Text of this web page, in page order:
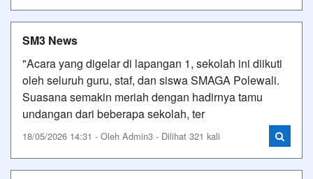
SM3 News
"Acara yang digelar di lapangan 1, sekolah ini diikuti
oleh seluruh guru, staf, dan siswa SMAGA Polewali.
Suasana semakin meriah dengan hadirnya tamu
undangan dari beberapa sekolah, ter
18/05/2026 14:31 - Oleh Admin3 - Dilihat 321 kali